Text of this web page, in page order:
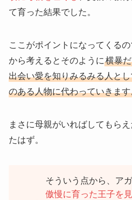
て育った結果でした。
ここがポイントになってくる
から考えるとそのように横暴
出会い愛を知りみるみる人と
のある人物に代わっていきま
まさに母親がいればしてもら
たはず。
そういう点から、ア
傲慢に育った王子を